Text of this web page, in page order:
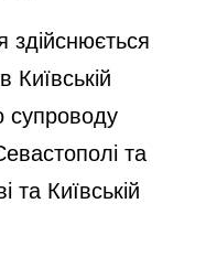
здійснюється
Київській
супроводу
та
Київській